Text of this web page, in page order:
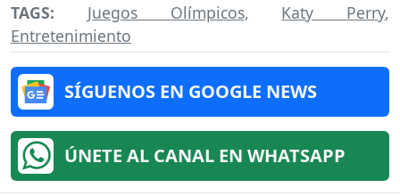
TAGS: Juegos Olímpicos, Katy Perry,
Entretenimiento
SÍGUENOS EN GOOGLE NEWS
ÚNETE AL CANAL EN WHATSAPP